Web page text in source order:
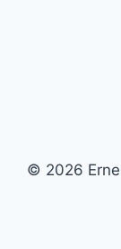
© 2026